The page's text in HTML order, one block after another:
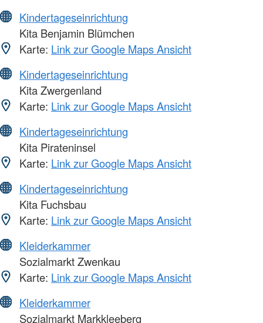
Kindertageseinrichtung
Kita Benjamin Blümchen
Karte: Link zur Google Maps Ansicht
Kindertageseinrichtung
Kita Zwergenland
Karte: Link zur Google Maps Ansicht
Kindertageseinrichtung
Kita Pirateninsel
Karte: Link zur Google Maps Ansicht
Kindertageseinrichtung
Kita Fuchsbau
Karte: Link zur Google Maps Ansicht
Kleiderkammer
Sozialmarkt Zwenkau
Karte: Link zur Google Maps Ansicht
Kleiderkammer
Sozialmarkt Markkleeberg